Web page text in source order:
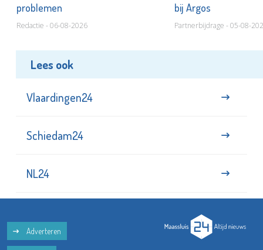
problemen
Redactie - 06-08-2026
bij Argos
Partnerbijdrage - 05-08-
Lees ook
Vlaardingen24
Schiedam24
NL24
Adverteren